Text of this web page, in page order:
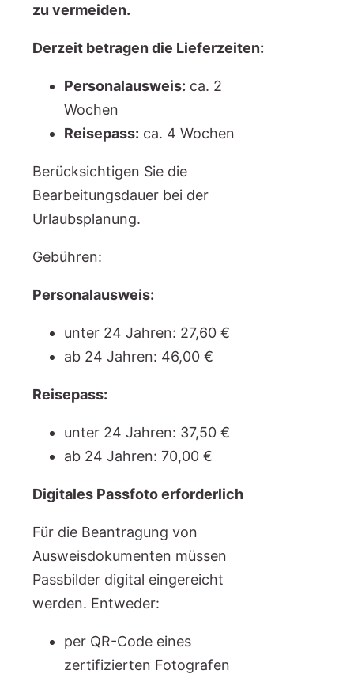
zu vermeiden.
Derzeit betragen die Lieferzeiten:
Personalausweis: ca. 2
Wochen
Reisepass: ca. 4 Wochen
Berücksichtigen Sie die
Bearbeitungsdauer bei der
Urlaubsplanung.
Gebühren:
Personalausweis:
unter 24 Jahren: 27,60 €
ab 24 Jahren: 46,00 €
Reisepass:
unter 24 Jahren: 37,50 €
ab 24 Jahren: 70,00 €
Digitales Passfoto erforderlich
Für die Beantragung von
Ausweisdokumenten müssen
Passbilder digital eingereicht
werden. Entweder:
per QR-Code eines
zertifizierten Fotografen